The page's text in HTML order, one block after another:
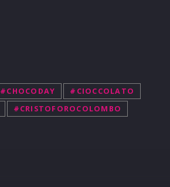
#CHOCODAY
#CIOCCOLATO
#CRISTOFOROCOLOMBO